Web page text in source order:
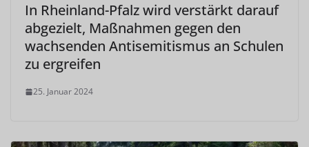
In Rheinland-Pfalz wird verstärkt darauf
abgezielt, Maßnahmen gegen den
wachsenden Antisemitismus an Schulen
zu ergreifen
25. Januar 2024